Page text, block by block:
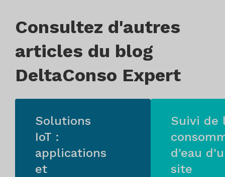
Consultez d'autres
articles du blog
DeltaConso Expert
Solutions
IoT :
applications
et
Suivi de
d'eau
site